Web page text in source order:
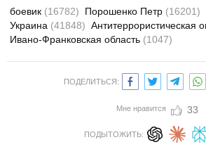
боевик (16782) Порошенко Петр (16201)
Украина (41848) Антитеррористическая
Ивано-Франковская область (1047)
ПОДЕЛИТЬСЯ:
Мне нравится 33
ПОДЫТОЖИТЬ: